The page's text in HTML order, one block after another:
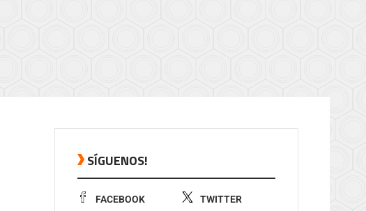
SÍGUENOS!
FACEBOOK TWITTER